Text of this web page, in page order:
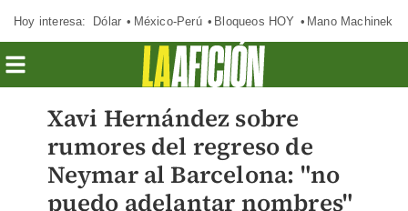
Hoy interesa: Dólar México-Perú Bloqueos HOY Mano Machinek
Xavi Hernández sobre
rumores del regreso de
Neymar al Barcelona: "no
puedo adelantar nombres"